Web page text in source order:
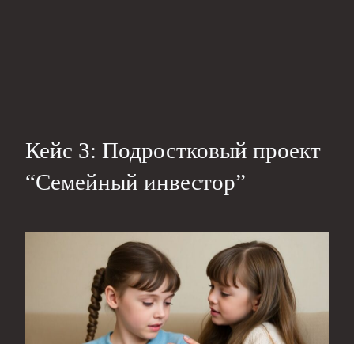
Кейс 3: Подростковый проект
“Семейный инвестор”